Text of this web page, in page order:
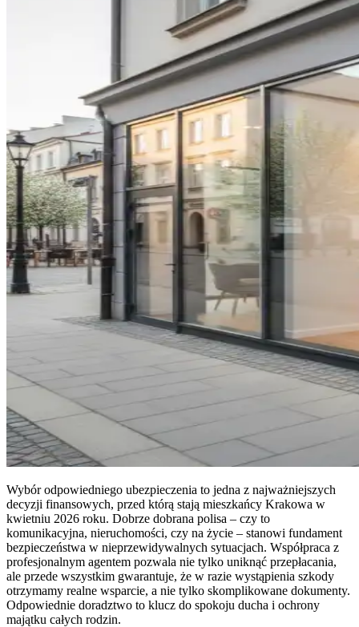
Wybór odpowiedniego ubezpieczenia to jedna z najważniejszych
decyzji finansowych, przed którą stają mieszkańcy Krakowa w
kwietniu 2026 roku. Dobrze dobrana polisa – czy to
komunikacyjna, nieruchomości, czy na życie – stanowi fundament
bezpieczeństwa w nieprzewidywalnych sytuacjach. Współpraca z
profesjonalnym agentem pozwala nie tylko uniknąć przepłacania,
ale przede wszystkim gwarantuje, że w razie wystąpienia szkody
otrzymamy realne wsparcie, a nie tylko skomplikowane dokumenty.
Odpowiednie doradztwo to klucz do spokoju ducha i ochrony
majątku całych rodzin.